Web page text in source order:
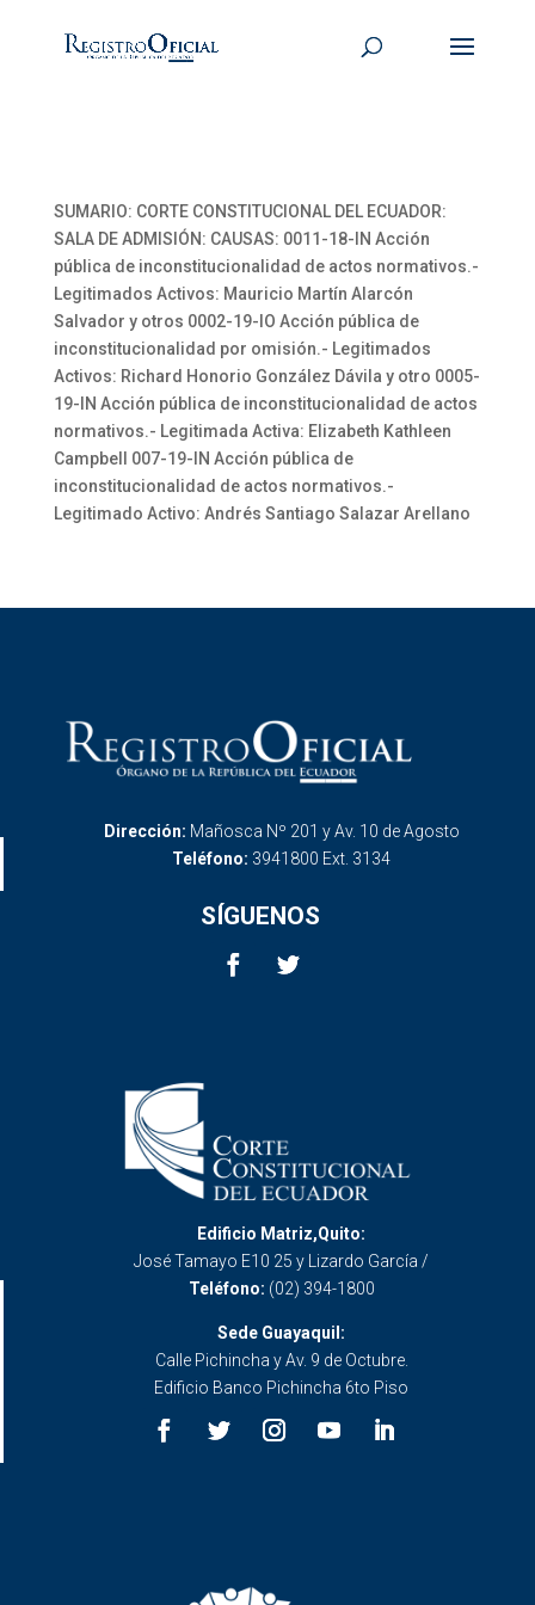
SUMARIO: CORTE CONSTITUCIONAL DEL ECUADOR:
SALA DE ADMISIÓN: CAUSAS: 0011-18-IN Acción
pública de inconstitucionalidad de actos normativos.-
Legitimados Activos: Mauricio Martín Alarcón
Salvador y otros 0002-19-IO Acción pública de
inconstitucionalidad por omisión.- Legitimados
Activos: Richard Honorio González Dávila y otro 0005-
19-IN Acción pública de inconstitucionalidad de actos
normativos.- Legitimada Activa: Elizabeth Kathleen
Campbell 007-19-IN Acción pública de
inconstitucionalidad de actos normativos.-
Legitimado Activo: Andrés Santiago Salazar Arellano
Dirección: Mañosca Nº 201 y Av. 10 de Agosto
Teléfono: 3941800 Ext. 3134
SÍGUENOS
Edificio Matriz,Quito:
José Tamayo E10 25 y Lizardo García /
Teléfono: (02) 394-1800
Sede Guayaquil:
Calle Pichincha y Av. 9 de Octubre.
Edificio Banco Pichincha 6to Piso